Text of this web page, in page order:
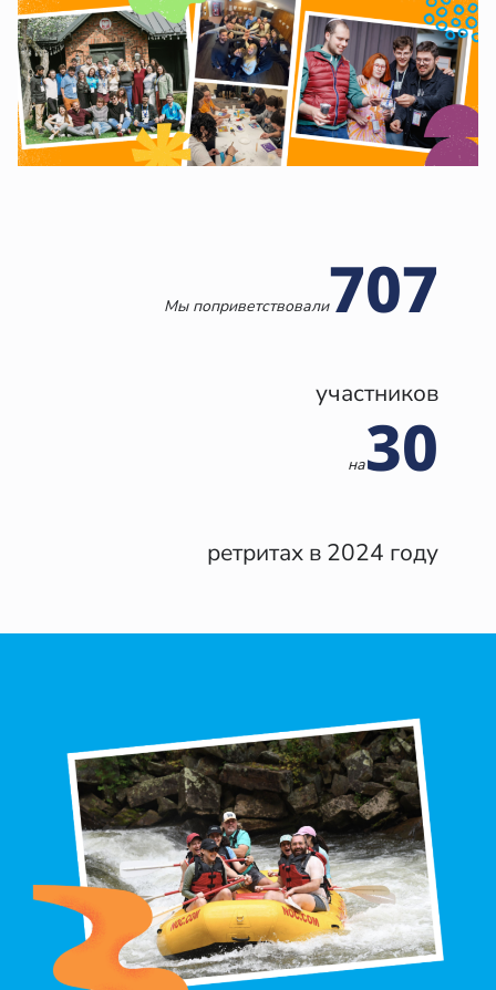
Мы поприветствовали707
участников
на30
ретритах в 2024 году